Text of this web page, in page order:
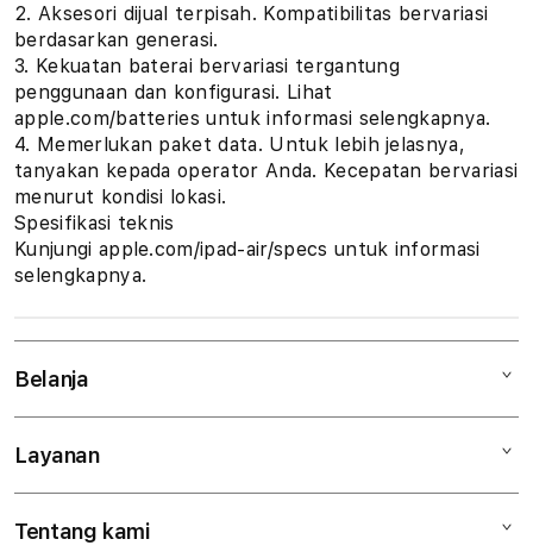
2. Aksesori dijual terpisah. Kompatibilitas bervariasi
berdasarkan generasi.
3. Kekuatan baterai bervariasi tergantung
penggunaan dan konfigurasi. Lihat
apple.com/batteries untuk informasi selengkapnya.
4. Memerlukan paket data. Untuk lebih jelasnya,
tanyakan kepada operator Anda. Kecepatan bervariasi
menurut kondisi lokasi.
Spesifikasi teknis
Kunjungi apple.com/ipad-air/specs untuk informasi
selengkapnya.
Belanja
Mac
Layanan
Digimap Open Studio
Tentang kami